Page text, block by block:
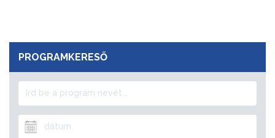
PROGRAMKERESŐ